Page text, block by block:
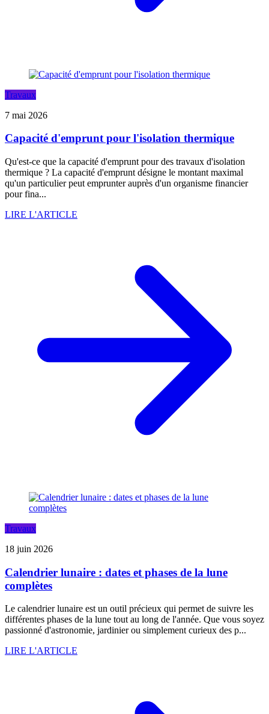
Travaux
7 mai 2026
Capacité d'emprunt pour l'isolation thermique
Qu'est-ce que la capacité d'emprunt pour des travaux d'isolation
thermique ? La capacité d'emprunt désigne le montant maximal
qu'un particulier peut emprunter auprès d'un organisme financier
pour fina...
LIRE L'ARTICLE
Travaux
18 juin 2026
Calendrier lunaire : dates et phases de la lune
complètes
Le calendrier lunaire est un outil précieux qui permet de suivre les
différentes phases de la lune tout au long de l'année. Que vous soyez
passionné d'astronomie, jardinier ou simplement curieux des p...
LIRE L'ARTICLE